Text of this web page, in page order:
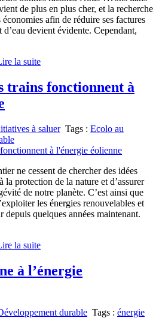
de plus en plus cher, et la recherche
afin de réduire ses factures
devient évidente. Cependant,
trains fonctionnent à
à saluer Tags : Ecolo au
ne cessent de chercher des idées
protection de la nature et d’assurer
de notre planète. C’est ainsi que
les énergies renouvelables et
quelques années maintenant.
à l’énergie
durable Tags : énergie